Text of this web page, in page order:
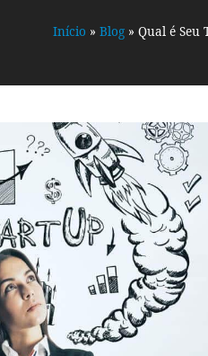
Início » Blog » Qual é Seu